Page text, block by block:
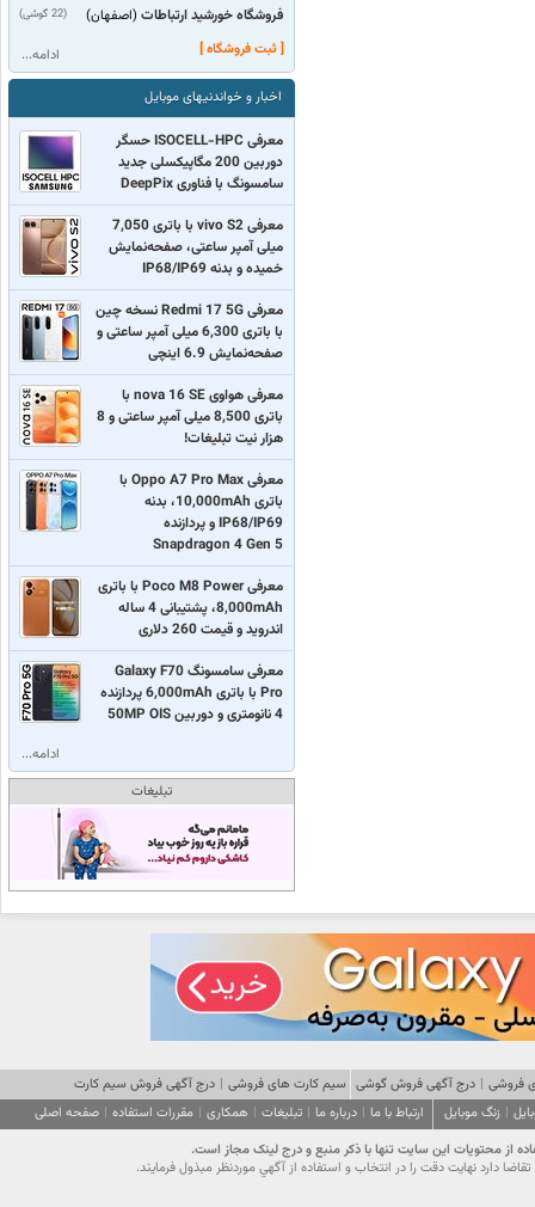
(22 گوشی) فروشگاه خورشید ارتباطات (اصفهان)
[ ثبت فروشگاه ]
ادامه...
اخبار و خواندنیهای موبایل
معرفی ISOCELL-HPC حسگر
دوربین 200 مگاپیکسلی جدید
سامسونگ با فناوری DeepPix
معرفی vivo S2 با باتری 7,050
میلی آمپر ساعتی، صفحه‌نمایش
خمیده و بدنه IP68/IP69
معرفی Redmi 17 5G نسخه چین
با باتری 6,300 میلی آمپر ساعتی و
صفحه‌نمایش 6.9 اینچی
معرفی هواوی nova 16 SE با
باتری 8,500 میلی آمپر ساعتی و 8
هزار نیت تبلیغات!
معرفی Oppo A7 Pro Max با
باتری 10,000mAh، بدنه
IP68/IP69 و پردازنده
Snapdragon 4 Gen 5
معرفی Poco M8 Power با باتری
8,000mAh، پشتیبانی 4 ساله
اندروید و قیمت 260 دلاری
معرفی سامسونگ Galaxy F70
Pro با باتری 6,000mAh پردازنده
4 نانومتری و دوربین 50MP OIS
ادامه...
تبلیغات
فروشی | درج آگهی فروش گوشی سیم کارت های فروشی | درج آگهی فروش سیم کارت
| زنگ موبایل ارتباط با ما | درباره ما | تبلیغات | همکاری | مقررات استفاده | صفحه اصلی